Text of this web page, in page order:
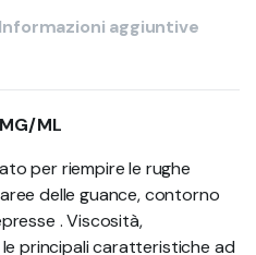
Informazioni aggiuntive
ML
per riempire le rughe
delle guance, contorno
. Viscosità,
principali caratteristiche ad